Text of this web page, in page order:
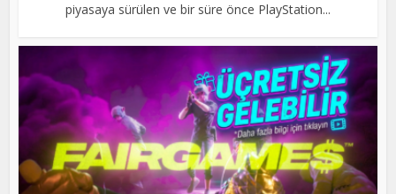
piyasaya sürülen ve bir süre önce PlayStation...